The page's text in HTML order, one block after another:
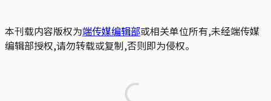
本刊载内容版权为端传媒编辑部或相关单位所有,未经端传媒
编辑部授权,请勿转载或复制,否则即为侵权。